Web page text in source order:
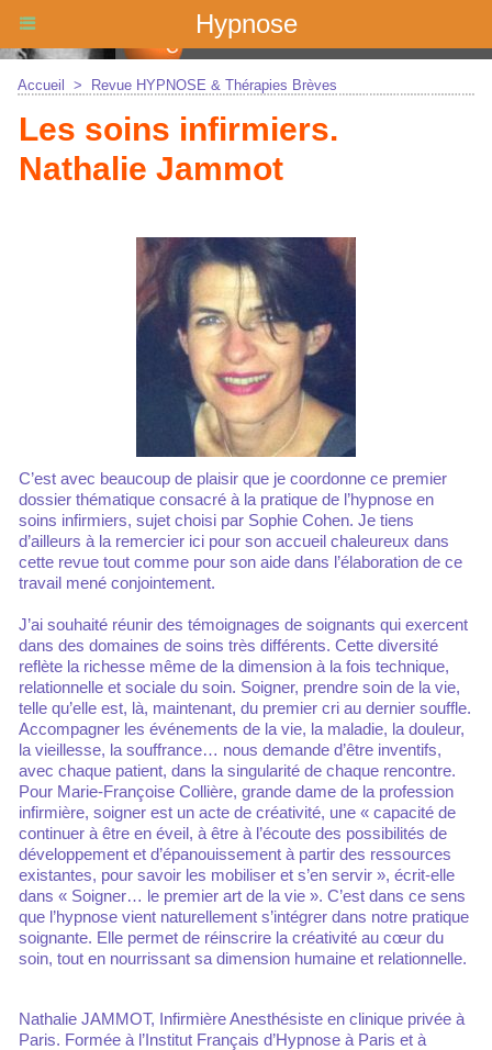
Hypnose
Accueil > Revue HYPNOSE & Thérapies Brèves
Les soins infirmiers.
Nathalie Jammot
C’est avec beaucoup de plaisir que je coordonne ce premier
dossier thématique consacré à la pratique de l’hypnose en
soins infirmiers, sujet choisi par Sophie Cohen. Je tiens
d’ailleurs à la remercier ici pour son accueil chaleureux dans
cette revue tout comme pour son aide dans l’élaboration de ce
travail mené conjointement.
J’ai souhaité réunir des témoignages de soignants qui exercent
dans des domaines de soins très différents. Cette diversité
reflète la richesse même de la dimension à la fois technique,
relationnelle et sociale du soin. Soigner, prendre soin de la vie,
telle qu’elle est, là, maintenant, du premier cri au dernier souffle.
Accompagner les événements de la vie, la maladie, la douleur,
la vieillesse, la souffrance… nous demande d’être inventifs,
avec chaque patient, dans la singularité de chaque rencontre.
Pour Marie-Françoise Collière, grande dame de la profession
infirmière, soigner est un acte de créativité, une « capacité de
continuer à être en éveil, à être à l’écoute des possibilités de
développement et d’épanouissement à partir des ressources
existantes, pour savoir les mobiliser et s’en servir », écrit-elle
dans « Soigner… le premier art de la vie ». C’est dans ce sens
que l’hypnose vient naturellement s’intégrer dans notre pratique
soignante. Elle permet de réinscrire la créativité au cœur du
soin, tout en nourrissant sa dimension humaine et relationnelle.
Nathalie JAMMOT, Infirmière Anesthésiste en clinique privée à
Paris. Formée à l’Institut Français d’Hypnose à Paris et à